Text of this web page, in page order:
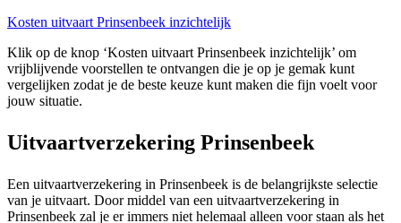
Kosten uitvaart Prinsenbeek inzichtelijk
Klik op de knop ‘Kosten uitvaart Prinsenbeek inzichtelijk’ om
vrijblijvende voorstellen te ontvangen die je op je gemak kunt
vergelijken zodat je de beste keuze kunt maken die fijn voelt voor
jouw situatie.
Uitvaartverzekering Prinsenbeek
Een uitvaartverzekering in Prinsenbeek is de belangrijkste selectie
van je uitvaart. Door middel van een uitvaartverzekering in
Prinsenbeek zal je er immers niet helemaal alleen voor staan als het